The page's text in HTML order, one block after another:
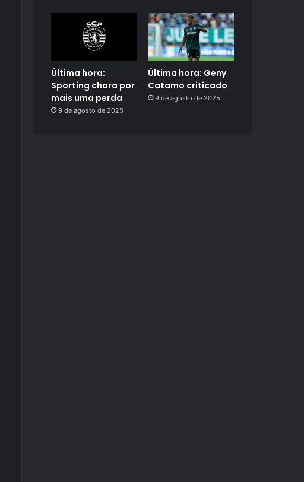
Última hora:
Sporting chora por
mais uma perda
9 de agosto de 2025
Última hora: Geny
Catamo criticado
9 de agosto de 2025